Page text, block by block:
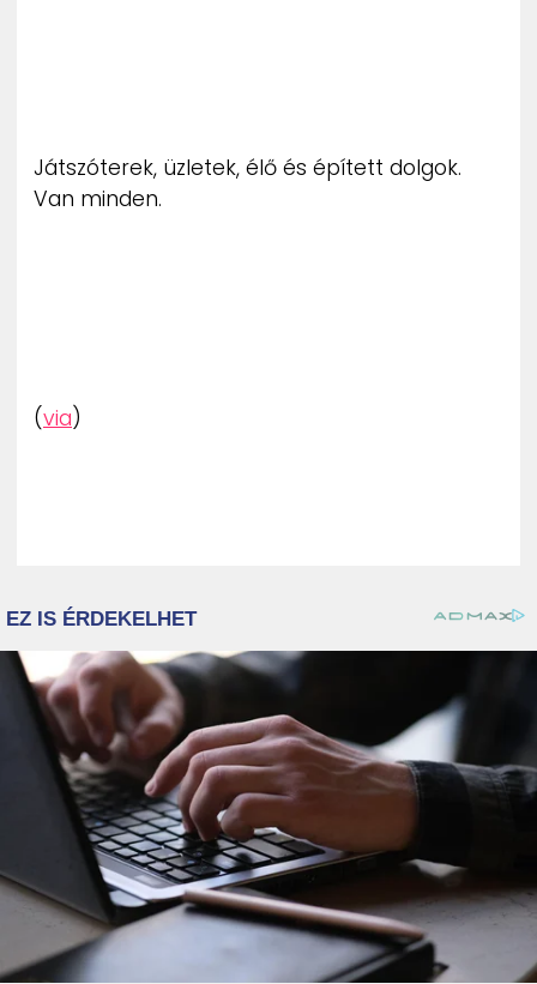
Játszóterek, üzletek, élő és épített dolgok.
Van minden.
(via)